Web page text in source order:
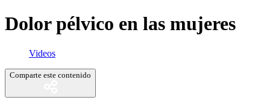
Dolor pélvico en las mujeres
Videos
Comparte este contenido